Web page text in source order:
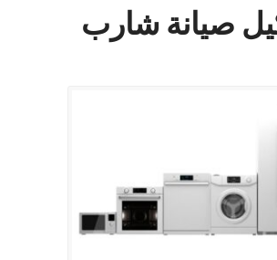
صيانة شارب